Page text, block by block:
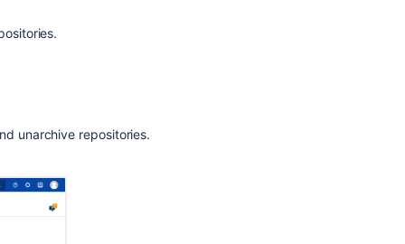
unarchive repositories.